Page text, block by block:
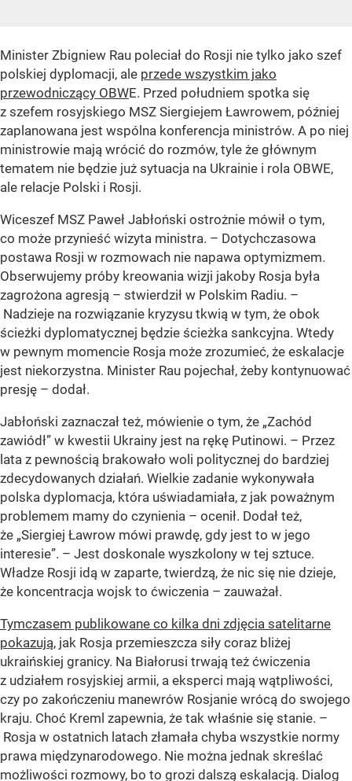
Minister Zbigniew Rau poleciał do Rosji nie tylko jako szef
polskiej dyplomacji, ale przede wszystkim jako
przewodniczący OBWE. Przed południem spotka się
z szefem rosyjskiego MSZ Siergiejem Ławrowem, później
zaplanowana jest wspólna konferencja ministrów. A po niej
ministrowie mają wrócić do rozmów, tyle że głównym
tematem nie będzie już sytuacja na Ukrainie i rola OBWE,
ale relacje Polski i Rosji.
Wiceszef MSZ Paweł Jabłoński ostrożnie mówił o tym,
co może przynieść wizyta ministra. – Dotychczasowa
postawa Rosji w rozmowach nie napawa optymizmem.
Obserwujemy próby kreowania wizji jakoby Rosja była
zagrożona agresją – stwierdził w Polskim Radiu. –
Nadzieje na rozwiązanie kryzysu tkwią w tym, że obok
ścieżki dyplomatycznej będzie ścieżka sankcyjna. Wtedy
w pewnym momencie Rosja może zrozumieć, że eskalacje
jest niekorzystna. Minister Rau pojechał, żeby kontynuować
presję – dodał.
Jabłoński zaznaczał też, mówienie o tym, że „Zachód
zawiódł” w kwestii Ukrainy jest na rękę Putinowi. – Przez
lata z pewnością brakowało woli politycznej do bardziej
zdecydowanych działań. Wielkie zadanie wykonywała
polska dyplomacja, która uświadamiała, z jak poważnym
problemem mamy do czynienia – ocenił. Dodał też,
że „Siergiej Ławrow mówi prawdę, gdy jest to w jego
interesie”. – Jest doskonale wyszkolony w tej sztuce.
Władze Rosji idą w zaparte, twierdzą, że nic się nie dzieje,
że koncentracja wojsk to ćwiczenia – zauważał.
Tymczasem publikowane co kilka dni zdjęcia satelitarne
pokazują, jak Rosja przemieszcza siły coraz bliżej
ukraińskiej granicy. Na Białorusi trwają też ćwiczenia
z udziałem rosyjskiej armii, a eksperci mają wątpliwości,
czy po zakończeniu manewrów Rosjanie wrócą do swojego
kraju. Choć Kreml zapewnia, że tak właśnie się stanie. –
Rosja w ostatnich latach złamała chyba wszystkie normy
prawa międzynarodowego. Nie można jednak skreślać
możliwości rozmowy, bo to grozi dalszą eskalacją. Dialog